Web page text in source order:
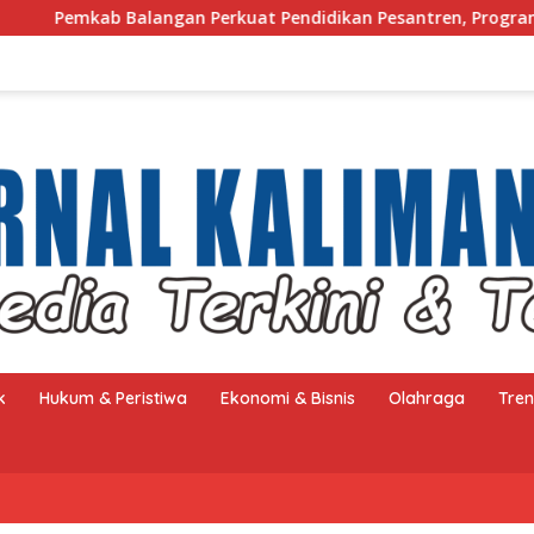
Pendidikan Pesantren, Program Beasiswa Santri Sudah
Hukum & Peristiwa Ekonomi & Bisnis Olahraga